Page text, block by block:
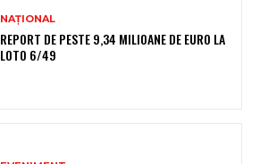
NAȚIONAL
REPORT DE PESTE 9,34 MILIOANE DE EURO LA
LOTO 6/49